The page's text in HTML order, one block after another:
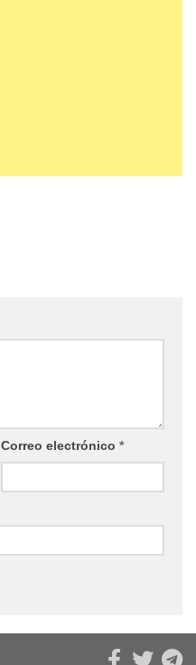
Correo electrónico *